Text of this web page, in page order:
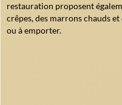
restauration proposent
crêpes, des marrons chauds
ou à emporter.